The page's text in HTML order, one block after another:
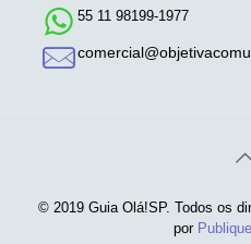
55 11 98199-1977
© 2019 Guia Olá!SP. Todos os
por